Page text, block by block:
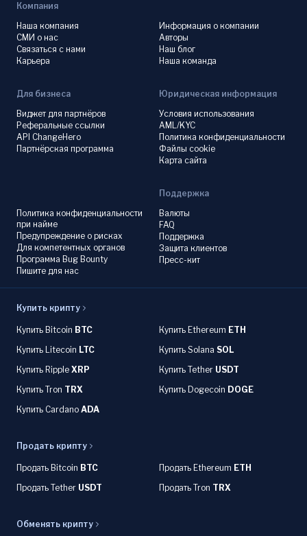
Компания
Наша компания
СМИ о нас
Связаться с нами
Карьера
Информация о компании
Авторы
Наш блог
Наша команда
Для бизнеса
Виджет для партнёров
Реферальные ссылки
API ChangeHero
Партнёрская программа
Юридическая информация
Условия использования
AML/KYC
Политика конфиденциальности
Файлы cookie
Карта сайта
Политика конфиденциальности
при найме
Предупреждение о рисках
Для компетентных органов
Программа Bug Bounty
Пишите для нас
Поддержка
Валюты
FAQ
Поддержка
Защита клиентов
Пресс-кит
Купить крипту
Купить Bitcoin BTC Купить Ethereum ETH
Купить Litecoin LTC Купить Solana SOL
Купить Ripple XRP Купить Tether USDT
Купить Tron TRX Купить Dogecoin DOGE
Купить Cardano ADA
Продать крипту
Продать Bitcoin BTC Продать Ethereum ETH
Продать Tether USDT Продать Tron TRX
Обменять крипту